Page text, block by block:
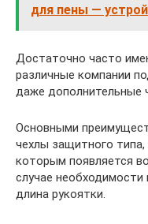
для пены —
Достаточно часто
различные компании
даже дополнительные
Основными
чехлы защитного
которым появляется
случае необходимости
длина рукоятки.